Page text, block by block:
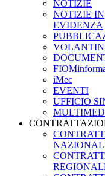
NOTIZIE
NOTIZIE IN
EVIDENZA
iMec
EVENTI
UFFICIO